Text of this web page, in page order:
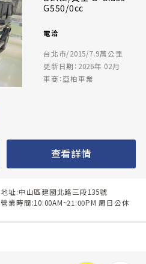
G550/0cc
電洽
台北市/2015/7.9萬公里
更新日期：2026年 02月
車商：亞柏車業
查看詳情
地址:中山區建國北路三段135號
營業時間:10:00AM~21:00PM 周日公休